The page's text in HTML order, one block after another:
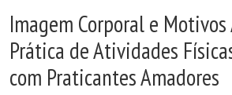
Imagem Corporal e Motivos
Prática de Atividades
com Praticantes Amadores